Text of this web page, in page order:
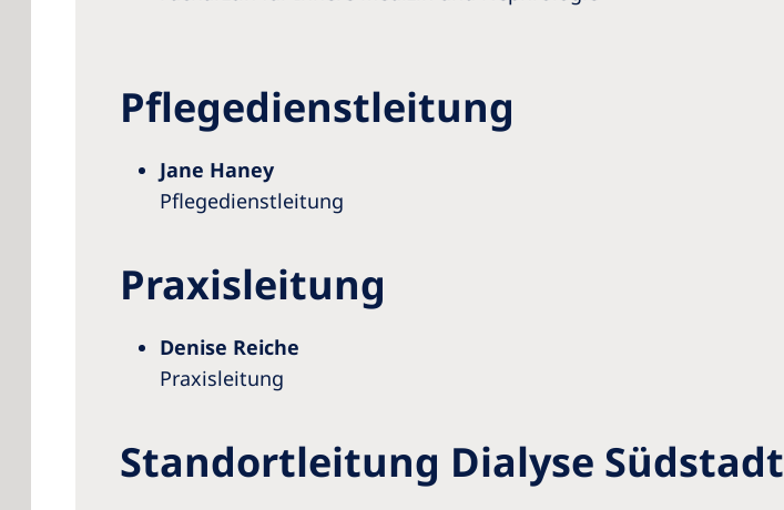
Pflegedienstleitung
Jane Haney
Pflegedienstleitung
Praxisleitung
Denise Reiche
Praxisleitung
Standortleitung Dialyse Südstadt